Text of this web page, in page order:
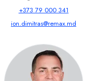
+373 79 000 341
ion.dimitras@remax.md